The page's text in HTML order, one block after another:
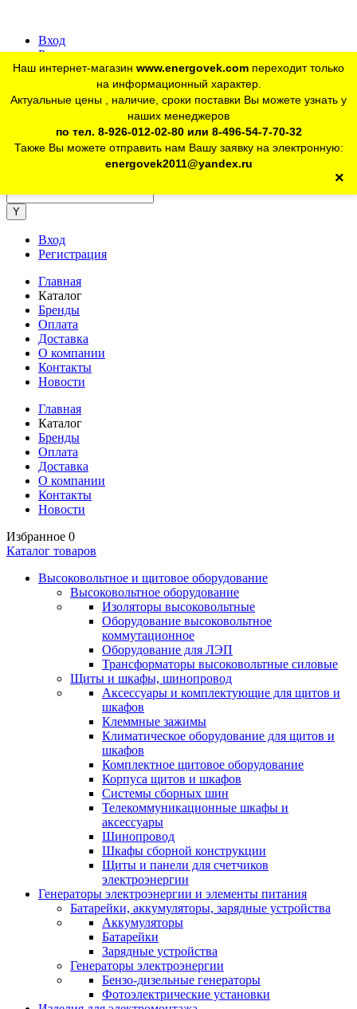
Вход
Регистрация
Для юр. лиц:+7 (926) 012-02-80
telegram Розничный магазин:+7 (925) 902-46-10
Наш интернет-магазин www.energovek.com переходит только
на информационный характер.
Актуальные цены , наличие, сроки поставки Вы можете узнать у
наших менеджеров
по тел. 8-926-012-02-80 или 8-496-54-7-70-32
Также Вы можете отправить нам Вашу заявку на электронную:
energovek2011@yandex.ru
×
Вход
Регистрация
Главная
Каталог
Бренды
Оплата
Доставка
О компании
Контакты
Новости
Главная
Каталог
Бренды
Оплата
Доставка
О компании
Контакты
Новости
Избранное 0
Каталог товаров
Высоковольтное и щитовое оборудование
Высоковольтное оборудование
Изоляторы высоковольтные
Оборудование высоковольтное
коммутационное
Оборудование для ЛЭП
Трансформаторы высоковольтные силовые
Щиты и шкафы, шинопровод
Аксессуары и комплектующие для щитов и
шкафов
Клеммные зажимы
Климатическое оборудование для щитов и
шкафов
Комплектное щитовое оборудование
Корпуса щитов и шкафов
Системы сборных шин
Телекоммуникационные шкафы и
аксессуары
Шинопровод
Шкафы сборной конструкции
Щиты и панели для счетчиков
электроэнергии
Генераторы электроэнергии и элементы питания
Батарейки, аккумуляторы, зарядные устройства
Аккумуляторы
Батарейки
Зарядные устройства
Генераторы электроэнергии
Бензо-дизельные генераторы
Фотоэлектрические установки